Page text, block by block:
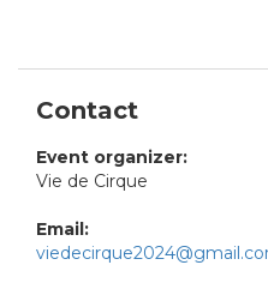
Contact
Event organizer:
Vie de Cirque
Email: